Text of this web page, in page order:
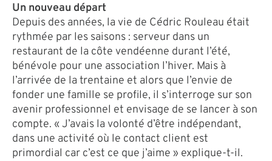
Un nouveau départ
Depuis des années, la vie de Cédric Rouleau était
rythmée par les saisons : serveur dans un
restaurant de la côte vendéenne durant l’été,
bénévole pour une association l’hiver. Mais à
l’arrivée de la trentaine et alors que l’envie de
fonder une famille se profile, il s’interroge sur son
avenir professionnel et envisage de se lancer à son
compte. « J’avais la volonté d’être indépendant,
dans une activité où le contact client est
primordial car c’est ce que j’aime » explique-t-il.